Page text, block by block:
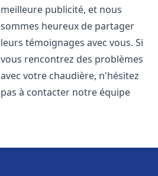
meilleure publicité, et nous
sommes heureux de partager
leurs témoignages avec vous. Si
vous rencontrez des problèmes
avec votre chaudière, n'hésitez
pas à contacter notre équipe